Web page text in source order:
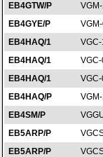
EB4GTW/P
EB4GYE/P
EB4HAQ/1
EB4HAQ/1
EB4HAQ/1
EB4HAQ/P
EB4SM/P
EB5ARP/P
EB5ARP/P